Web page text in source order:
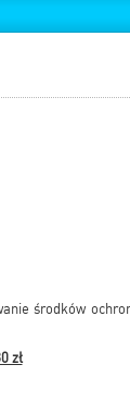
środków
zł